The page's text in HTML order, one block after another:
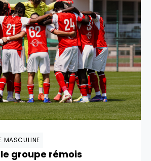
MASCULINE
le groupe rémois